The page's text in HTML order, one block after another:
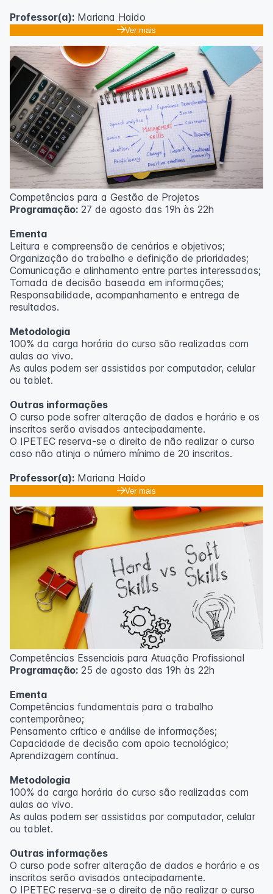
Professor(a): Mariana Haido
Ver mais
Competências para a Gestão de Projetos
Programação: 27 de agosto das 19h às 22h
Ementa
Leitura e compreensão de cenários e objetivos;
Organização do trabalho e definição de prioridades;
Comunicação e alinhamento entre partes interessadas;
Tomada de decisão baseada em informações;
Responsabilidade, acompanhamento e entrega de
resultados.
Metodologia
100% da carga horária do curso são realizadas com
aulas ao vivo.
As aulas podem ser assistidas por computador, celular
ou tablet.
Outras informações
O curso pode sofrer alteração de dados e horário e os
inscritos serão avisados ​​antecipadamente.
O IPETEC reserva-se o direito de não realizar o curso
caso não atinja o número mínimo de 20 inscritos.
Professor(a): Mariana Haido
Ver mais
Competências Essenciais para Atuação Profissional
Programação: 25 de agosto das 19h às 22h
Ementa
Competências fundamentais para o trabalho
contemporâneo;
Pensamento crítico e análise de informações;
Capacidade de decisão com apoio tecnológico;
Aprendizagem contínua.
Metodologia
100% da carga horária do curso são realizadas com
aulas ao vivo.
As aulas podem ser assistidas por computador, celular
ou tablet.
Outras informações
O curso pode sofrer alteração de dados e horário e os
inscritos serão avisados ​​antecipadamente.
O IPETEC reserva-se o direito de não realizar o curso